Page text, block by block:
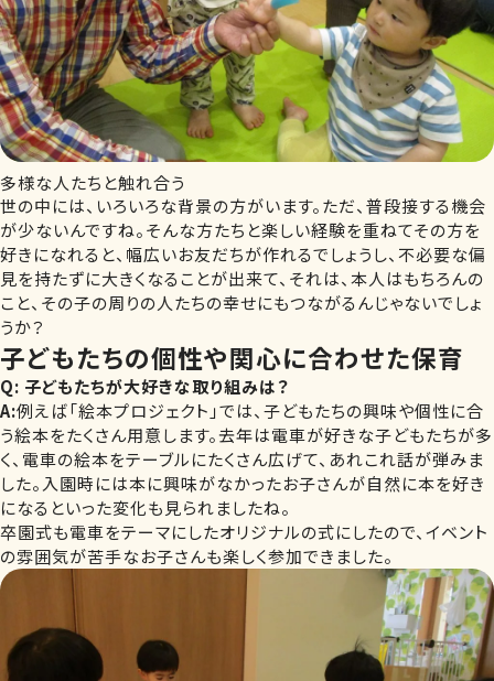
多様な人たちと触れ合う
世の中には、いろいろな背景の方がいます。ただ、普段接する機会
が少ないんですね。そんな方たちと楽しい経験を重ねてその方を
好きになれると、幅広いお友だちが作れるでしょうし、不必要な偏
見を持たずに大きくなることが出来て、それは、本人はもちろんの
こと、その子の周りの人たちの幸せにもつながるんじゃないでしょ
うか？
子どもたちの個性や関心に合わせた保育
Q: 子どもたちが大好きな取り組みは？
A:例えば「絵本プロジェクト」では、子どもたちの興味や個性に合
う絵本をたくさん用意します。去年は電車が好きな子どもたちが多
く、電車の絵本をテーブルにたくさん広げて、あれこれ話が弾みま
した。入園時には本に興味がなかったお子さんが自然に本を好き
になるといった変化も見られましたね。
卒園式も電車をテーマにしたオリジナルの式にしたので、イベント
の雰囲気が苦手なお子さんも楽しく参加できました。